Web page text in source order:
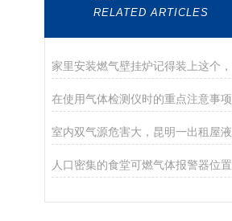
RELATED ARTICLES
在使用气体检测仪时的重点注意事项